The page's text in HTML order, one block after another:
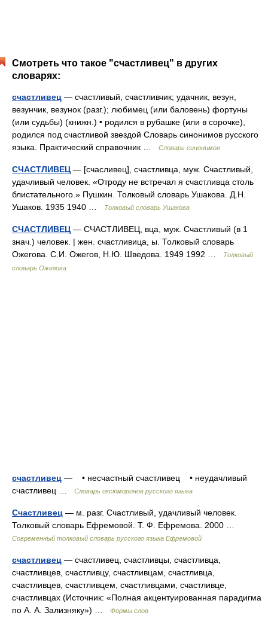
Смотреть что такое "счастливец" в других
словарях:
счастливец — счастливый, счастливчик; удачник, везун,
везунчик, везунок (разг.); любимец (или баловень) фортуны
(или судьбы) (книжн.) • родился в рубашке (или в сорочке),
родился под счастливой звездой Словарь синонимов русского
языка. Практический справочник …
Словарь синонимов
СЧАСТЛИВЕЦ — [счасливец], счастливца, муж. Счастливый,
удачливый человек. «Отроду не встречал я счастливца столь
блистательного.» Пушкин. Толковый словарь Ушакова. Д.Н.
Ушаков. 1935 1940 …
Толковый словарь Ушакова
СЧАСТЛИВЕЦ — СЧАСТЛИВЕЦ, вца, муж. Счастливый (в 1
знач.) человек. | жен. счастливица, ы. Толковый словарь
Ожегова. С.И. Ожегов, Н.Ю. Шведова. 1949 1992 …
Толковый
словарь Ожегова
счастливец — • несчастный счастливец • неудачливый
счастливец …
Словарь оксюморонов русского языка
Счастливец — м. разг. Счастливый, удачливый человек.
Толковый словарь Ефремовой. Т. Ф. Ефремова. 2000 …
Современный толковый словарь русского языка Ефремовой
счастливец — счастливец, счастливцы, счастливца,
счастливцев, счастливцу, счастливцам, счастливца,
счастливцев, счастливцем, счастливцами, счастливце,
счастливцах (Источник: «Полная акцентуированная парадигма
по А. А. Зализняку») …
Формы слов